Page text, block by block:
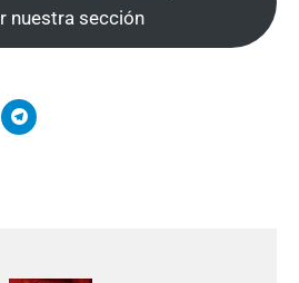
nuestra sección